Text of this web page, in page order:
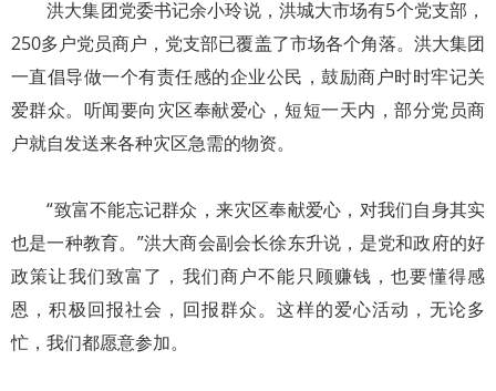
洪大集团党委书记余小玲说，洪城大市场有5个党支部，
250多户党员商户，党支部已覆盖了市场各个角落。洪大集团
一直倡导做一个有责任感的企业公民，鼓励商户时时牢记关
爱群众。听闻要向灾区奉献爱心，短短一天内，部分党员商
户就自发送来各种灾区急需的物资。
“致富不能忘记群众，来灾区奉献爱心，对我们自身其实
也是一种教育。”洪大商会副会长徐东升说，是党和政府的好
政策让我们致富了，我们商户不能只顾赚钱，也要懂得感
恩，积极回报社会，回报群众。这样的爱心活动，无论多
忙，我们都愿意参加。